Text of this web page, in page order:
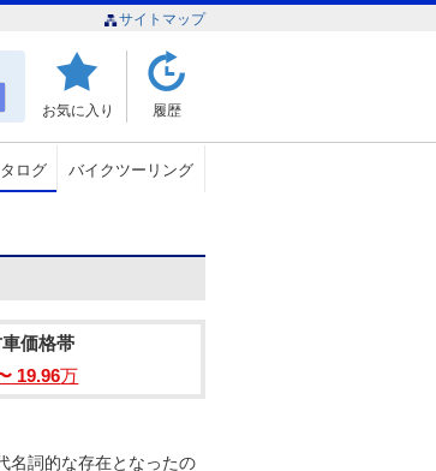
サイトマップ
お気に入り 履歴
ログ バイクツーリング
価格帯
19.96万
名詞的な存在となったの